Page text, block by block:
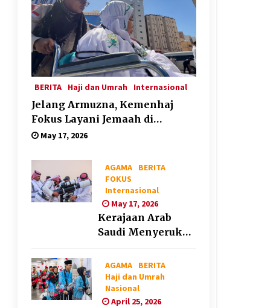
BERITA Haji dan Umrah Internasional
Jelang Armuzna, Kemenhaj
Fokus Layani Jemaah di
Makkah
May 17, 2026
AGAMA
BERITA
FOKUS
Internasional
May 17, 2026
Kerajaan Arab
Saudi Menyerukan
Dzul Hijjah pada
Hari Minggu
AGAMA
BERITA
Haji dan Umrah
Nasional
April 25, 2026